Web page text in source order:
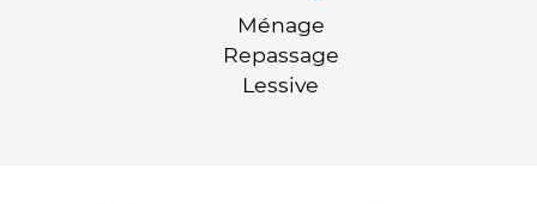
Ménage
Repassage
Lessive